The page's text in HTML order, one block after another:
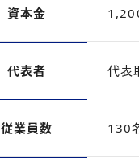
資本金
代表者 代
従業員数 130